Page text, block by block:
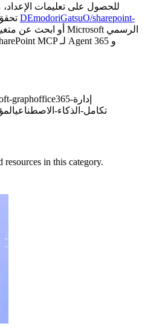
للحصول على تعليمات الإعداد،
DEmodoriGatsuO/sharepoint-
graphoffice365إدارة-
تكامل-الذكاء-الاصطناعي
in this category.